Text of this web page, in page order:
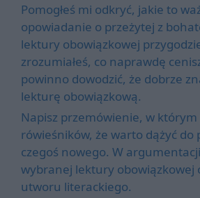
Pomogłeś mi odkryć, jakie to
opowiadanie o przeżytej z
lektury obowiązkowej
zrozumiałeś, co naprawdę
powinno dowodzić, że dobrze
lekturę obowiązkową.
Napisz przemówienie, w
rówieśników, że warto dążyć do
czegoś nowego. W
wybranej lektury obowiązkowej
utworu literackiego.